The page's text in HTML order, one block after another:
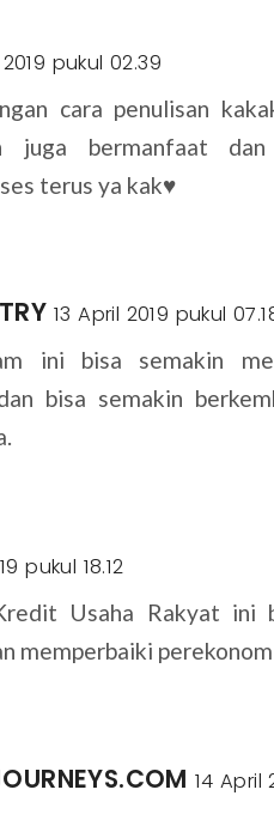
pukul 02.39
cara penulisan
juga bermanfaat
terus ya kak♥️
13 April 2019 pukul
ini bisa semakin
bisa semakin
pukul 18.12
Usaha Rakyat ini
memperbaiki
14 April